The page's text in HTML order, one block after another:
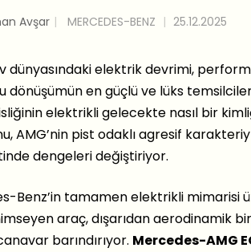
Avşar MERCEDES-BENZ 25.12.2025
dünyasındaki elektrik devrimi,
dönüşümün en güçlü ve lüks
elektrikli gelecekte nasıl bir
AMG’nin pist odaklı agresif
dengeleri değiştiriyor.
Benz’in tamamen elektrikli mimarisi
araç, dışarıdan aerodinamik
barındırıyor. Mercedes-AMG